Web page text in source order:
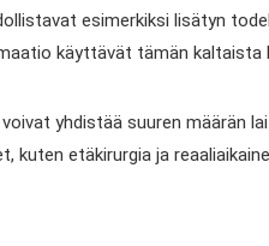
esimerkiksi lisätyn
käyttävät tämän kaltaista
yhdistää suuren määrän
etäkirurgia ja